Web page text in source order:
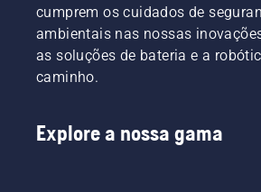
cumprem os cuidados de
ambientais nas nossas
as soluções de bateria e a
caminho.
Explore a nossa gama